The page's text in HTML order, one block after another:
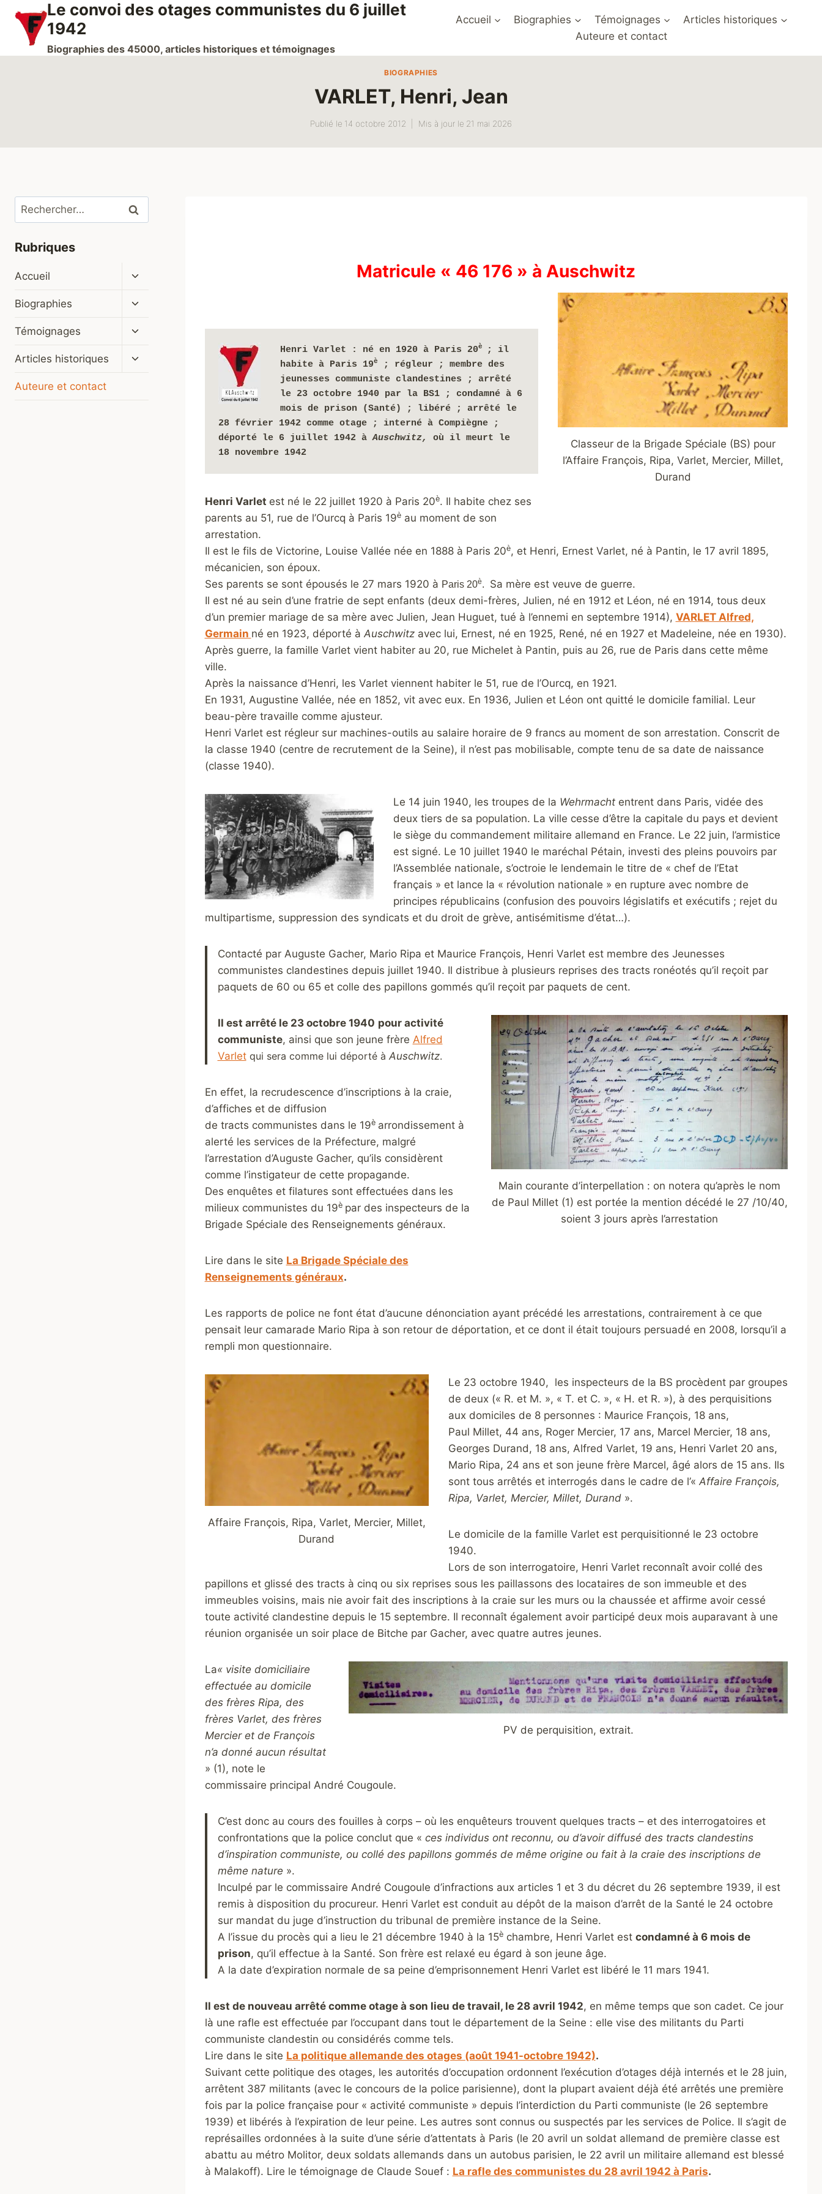
contenu
Le convoi des otages communistes du 6 juillet
1942
Biographies des 45000, articles historiques et témoignages
Accueil Biographies Témoignages
Articles historiques
Auteure et contact
BIOGRAPHIES
VARLET, Henri, Jean
Publié le 14 octobre 2012 Mis à jour le 21 mai 2026
Matricule « 46 176 » à Auschwitz
Classeur de la Brigade Spéciale (BS) pour
l’Affaire François, Ripa, Varlet, Mercier, Millet,
Durand
Henri Varlet : né en 1920 à Paris 20è
; il
habite à Paris 19è
; régleur ; membre des
jeunesses communiste clandestines ; arrêté
le 23 octobre 1940 par la BS1 ; condamné à 6
mois de prison (Santé) ; libéré ; arrêté le
28 février 1942 comme otage ; interné à Compiègne ;
déporté le 6 juillet 1942 à Auschwitz, où il meurt le
18 novembre 1942
Henri Varlet est né le 22 juillet 1920 à Paris 20è. Il habite chez ses
parents au 51, rue de l’Ourcq à Paris 19èau moment de son
arrestation.
Il est le fils de Victorine, Louise Vallée née en 1888 à Paris 20è, et Henri, Ernest Varlet, né à Pantin, le 17 avril 1895,
mécanicien, son époux.
Ses parents se sont épousés le 27 mars 1920 à Paris 20è.
Sa mère est veuve de guerre.
Il est né au sein d’une fratrie de sept enfants (deux demi-frères, Julien, né en 1912 et Léon, né en 1914, tous deux
d’un premier mariage de sa mère avec Julien, Jean Huguet, tué à l’ennemi en septembre 1914), VARLET Alfred,
Germain né en 1923, déporté à Auschwitzavec lui, Ernest, né en 1925, René, né en 1927 et Madeleine, née en 1930).
Après guerre, la famille Varlet vient habiter au 20, rue Michelet à Pantin, puis au 26, rue de Paris dans cette même
ville.
Après la naissance d’Henri, les Varlet viennent habiter le 51, rue de l’Ourcq, en 1921.
En 1931, Augustine Vallée, née en 1852, vit avec eux. En 1936, Julien et Léon ont quitté le domicile familial. Leur
beau-père travaille comme ajusteur.
Henri Varlet est régleur sur machines-outils au salaire horaire de 9 francs au moment de son arrestation. Conscrit de
la classe 1940 (centre de recrutement de la Seine), il n’est pas mobilisable, compte tenu de sa date de naissance
(classe 1940).
Le 14 juin 1940, les troupes de la Wehrmachtentrent dans Paris, vidée des
deux tiers de sa population. La ville cesse d’être la capitale du pays et devient
le siège du commandement militaire allemand en France. Le 22 juin, l’armistice
est signé. Le 10 juillet 1940 le maréchal Pétain, investi des pleins pouvoirs par
l’Assemblée nationale, s’octroie le lendemain le titre de « chef de l’Etat
français » et lance la « révolution nationale » en rupture avec nombre de
principes républicains (confusion des pouvoirs législatifs et exécutifs ; rejet du
multipartisme, suppression des syndicats et du droit de grève, antisémitisme d’état…).
Contacté par Auguste Gacher, Mario Ripa et Maurice François, Henri Varlet est membre des Jeunesses
communistes clandestines depuis juillet 1940. Il distribue à plusieurs reprises des tracts ronéotés qu’il reçoit par
paquets de 60 ou 65 et colle des papillons gommés qu’il reçoit par paquets de cent.
Main courante d’interpellation : on notera qu’après le nom
de Paul Millet (1) est portée la mention décédé le 27 /10/40,
soient 3 jours après l’arrestation
Il est arrêté le 23 octobre 1940 pour activité
communiste, ainsi que son jeune frère Alfred
Varlet qui sera comme lui déporté à Auschwitz.
En effet, la recrudescence d’inscriptions à la craie,
d’affiches et de diffusion
de tracts communistes dans le 19è arrondissement à
alerté les services de la Préfecture, malgré
l’arrestation d’Auguste Gacher, qu’ils considèrent
comme l’instigateur de cette propagande.
Des enquêtes et filatures sont effectuées dans les
milieux communistes du 19è par des inspecteurs de la
Brigade Spéciale des Renseignements généraux.
Lire dans le site La Brigade Spéciale des
Renseignements généraux.
Les rapports de police ne font état d’aucune dénonciation ayant précédé les arrestations, contrairement à ce que
pensait leur camarade Mario Ripa à son retour de déportation, et ce dont il était toujours persuadé en 2008, lorsqu’il a
rempli mon questionnaire.
Affaire François, Ripa, Varlet, Mercier, Millet,
Durand
Le 23 octobre 1940, les inspecteurs de la BS procèdent par groupes
de deux (« R. et M. », « T. et C. », « H. et R. »), à des perquisitions
aux domiciles de 8 personnes : Maurice François, 18 ans,
Paul Millet, 44 ans, Roger Mercier, 17 ans, Marcel Mercier, 18 ans,
Georges Durand, 18 ans, Alfred Varlet, 19 ans, Henri Varlet 20 ans,
Mario Ripa, 24 ans et son jeune frère Marcel, âgé alors de 15 ans. Ils
sont tous arrêtés et interrogés dans le cadre de l’« Affaire François,
Ripa, Varlet, Mercier, Millet, Durand».
Le domicile de la famille Varlet est perquisitionné le 23 octobre
1940.
Lors de son interrogatoire, Henri Varlet reconnaît avoir collé des
papillons et glissé des tracts à cinq ou six reprises sous les paillassons des locataires de son immeuble et des
immeubles voisins, mais nie avoir fait des inscriptions à la craie sur les murs ou la chaussée et affirme avoir cessé
toute activité clandestine depuis le 15 septembre. Il reconnaît également avoir participé deux mois auparavant à une
réunion organisée un soir place de Bitche par Gacher, avec quatre autres jeunes.
PV de perquisition, extrait.
La« visite domiciliaire
effectuée au domicile
des frères Ripa, des
frères Varlet, des frères
Mercier et de François
n’a donné aucun résultat
» (1), note le
commissaire principal André Cougoule.
C’est donc au cours des fouilles à corps – où les enquêteurs trouvent quelques tracts – et des interrogatoires et
confrontations que la police conclut que « ces individus ont reconnu, ou d’avoir diffusé des tracts clandestins
d’inspiration communiste, ou collé des papillons gommés de même origine ou fait à la craie des inscriptions de
même nature ».
Inculpé par le commissaire André Cougoule d’infractions aux articles 1 et 3 du décret du 26 septembre 1939, il est
remis à disposition du procureur. Henri Varlet est conduit au dépôt de la maison d’arrêt de la Santé le 24 octobre
sur mandat du juge d’instruction du tribunal de première instance de la Seine.
A l’issue du procès qui a lieu le 21 décembre 1940 à la 15èchambre, Henri Varlet est condamné à 6 mois de
prison, qu’il effectue à la Santé. Son frère est relaxé eu égard à son jeune âge.
A la date d’expiration normale de sa peine d’emprisonnement Henri Varlet est libéré le 11 mars 1941.
Il est de nouveau arrêté comme otage à son lieu de travail, le 28 avril 1942, en même temps que son cadet. Ce jour
là une rafle est effectuée par l’occupant dans tout le département de la Seine : elle vise des militants du Parti
communiste clandestin ou considérés comme tels.
Lire dans le site La politique allemande des otages (août 1941-octobre 1942).
Suivant cette politique des otages, les autorités d’occupation ordonnent l’exécution d’otages déjà internés et le 28 juin,
arrêtent 387 militants (avec le concours de la police parisienne), dont la plupart avaient déjà été arrêtés une première
fois par la police française pour « activité communiste » depuis l’interdiction du Parti communiste (le 26 septembre
1939) et libérés à l’expiration de leur peine. Les autres sont connus ou suspectés par les services de Police. Il s’agit de
représailles ordonnées à la suite d’une série d’attentats à Paris (le 20 avril un soldat allemand de première classe est
abattu au métro Molitor, deux soldats allemands dans un autobus parisien, le 22 avril un militaire allemand est blessé
à Malakoff). Lire le témoignage de Claude Souef : La rafle des communistes du 28 avril 1942 à Paris.
Rechercher :
Rubriques
Accueil
Ouvrir/fermer
menu
Biographies
Ouvrir/fermer
menu
Témoignages
Ouvrir/fermer
menu
Articles historiques
Ouvrir/fermer
Auteure et contact